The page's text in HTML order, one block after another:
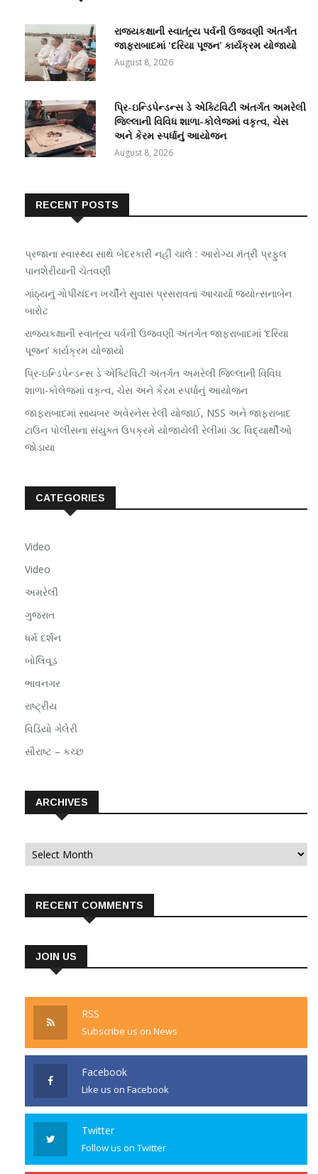
રાજ્યકક્ષાની સ્વાતંત્ર્ય પર્વની ઉજવણી અંતર્ગત
જાફરાબાદમાં ‘દરિયા પૂજન’ કાર્યક્રમ યોજાયો
August 8, 2026
પ્રિ-ઇન્ડિપેન્ડન્સ ડે એક્ટિવિટી અંતર્ગત અમરેલી
જિલ્લાની વિવિધ શાળા-કોલેજમાં વકૃત્વ, ચેસ
અને કેરમ સ્પર્ધાનું આયોજન
August 8, 2026
RECENT POSTS
પ્રજાના સ્વાસ્થ્ય સાથે બેદરકારી નહીં ચાલે : આરોગ્ય મંત્રી પ્રફુલ
પાનશેરીયાની ચેતવણી
ગાંઠ્યનું ગોપીચંદન ખર્ચીને સુવાસ પ્રસરાવતાં આચાર્યા જ્યોત્સનાબેન
બારોટ
રાજ્યકક્ષાની સ્વાતંત્ર્ય પર્વની ઉજવણી અંતર્ગત જાફરાબાદમાં ‘દરિયા
પૂજન’ કાર્યક્રમ યોજાયો
પ્રિ-ઇન્ડિપેન્ડન્સ ડે એક્ટિવિટી અંતર્ગત અમરેલી જિલ્લાની વિવિધ
શાળા-કોલેજમાં વકૃત્વ, ચેસ અને કેરમ સ્પર્ધાનું આયોજન
જાફરાબાદમાં સાયબર અવેરનેસ રેલી યોજાઈ, NSS અને જાફરાબાદ
ટાઉન પોલીસના સંયુક્ત ઉપક્રમે યોજાયેલી રેલીમાં ૩૮ વિદ્યાર્થીઓ
જોડાયા
CATEGORIES
Video
Video
અમરેલી
ગુજરાત
ધર્મ દર્શન
બોલિવૂડ
ભાવનગર
રાષ્ટ્રીય
વિડિયો ગેલેરી
સૌરાષ્ટ – કચ્છ
ARCHIVES
Archives
RECENT COMMENTS
JOIN US
RSS
Subscribe us on News
Facebook
Like us on Facebook
Twitter
Follow us on Twitter